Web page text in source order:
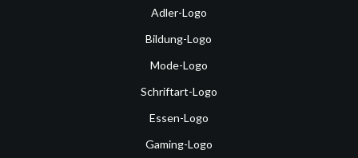
Adler-Logo
Bildung-Logo
Mode-Logo
Schriftart-Logo
Essen-Logo
Gaming-Logo